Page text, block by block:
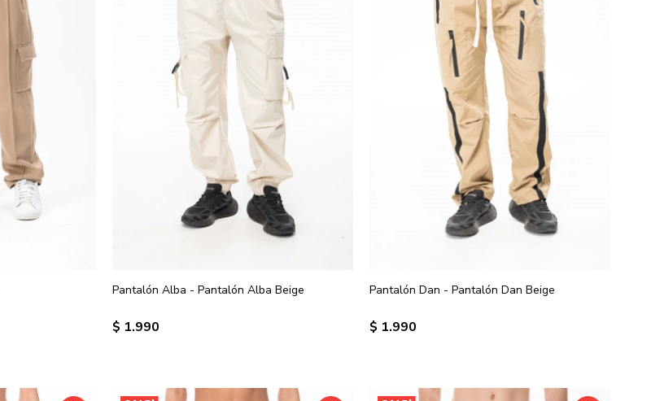
Pantalón Alba - Pantalón Alba Beige
$ 1.990
Pantalón Dan - Pantalón Dan Beige
$ 1.990